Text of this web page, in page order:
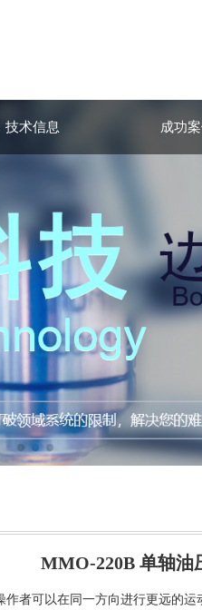
技术信息 成功案
MMO-220B 单轴油
者可以在同一方向进行更远的